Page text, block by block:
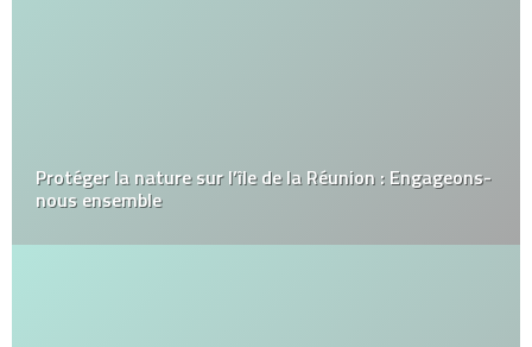
Protéger la nature sur l’île de la Réunion : Engageons-
nous ensemble